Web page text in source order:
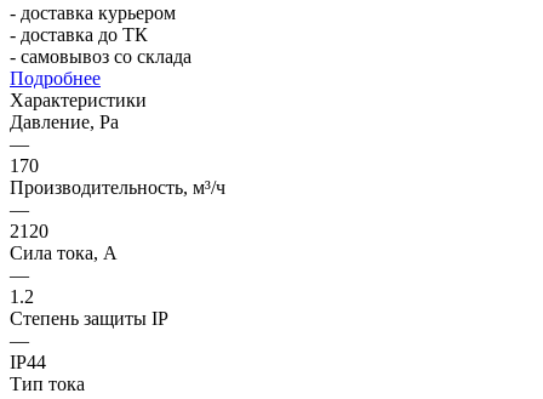
- доставка курьером
- доставка до ТК
- самовывоз со склада
Подробнее
Характеристики
Давление, Pa
—
170
Производительность, м³/ч
—
2120
Сила тока, А
—
1.2
Степень защиты IP
—
IP44
Тип тока